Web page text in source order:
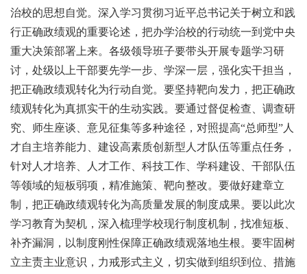
治校的思想自觉。深入学习贯彻习近平总书记关于树立和践
行正确政绩观的重要论述，把办学治校的行动统一到党中央
重大决策部署上来。各级领导班子要带头开展专题学习研
讨，处级以上干部要先学一步、学深一层，强化实干担当，
把正确政绩观转化为行动自觉。要坚持靶向发力，把正确政
绩观转化为真抓实干的生动实践。要通过督促检查、调查研
究、师生座谈、意见征集等多种途径，对照提高“总师型”人
才自主培养能力、建设高素质创新型人才队伍等重点任务，
针对人才培养、人才工作、科技工作、学科建设、干部队伍
等领域的短板弱项，精准施策、靶向整改。要做好建章立
制，把正确政绩观转化为高质量发展的制度成果。要以此次
学习教育为契机，深入梳理学校现行制度机制，找准短板、
补齐漏洞，以制度刚性保障正确政绩观落地生根。要牢固树
立主责主业意识，力戒形式主义，切实做到组织到位、措施